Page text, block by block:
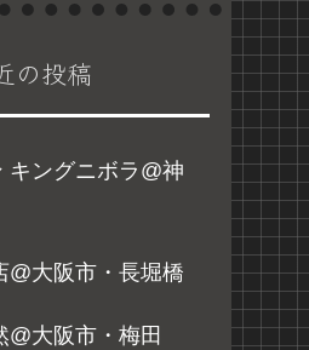
の投稿
キングニボラ@神
@大阪市・長堀橋
@大阪市・梅田